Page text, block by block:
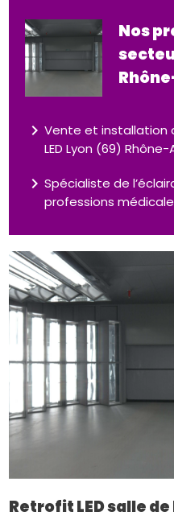
Nos
navigate_nextVente et installation
LED Lyon (69) Rhône-
navigate_nextSpécialiste de
professions
Retrofit LED salle